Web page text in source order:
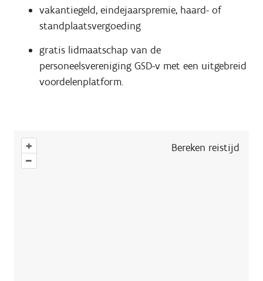
vakantiegeld, eindejaarspremie, haard- of
standplaatsvergoeding
gratis lidmaatschap van de
personeelsvereniging GSD-v met een uitgebreid
voordelenplatform.
+
–
Bereken reistijd